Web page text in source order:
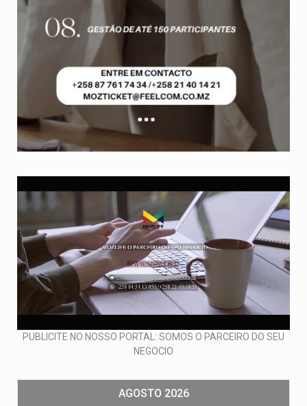
PUBLICITE NO NOSSO PORTAL: SOMOS O PARCEIRO DO SEU
NEGOCIO
AGOSTO 2026